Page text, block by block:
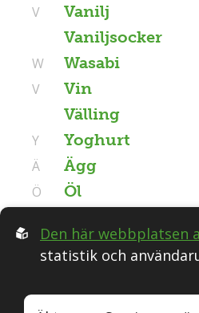
Vanilj
V
Vaniljsocker
Wasabi
W
Vin
V
Välling
Yoghurt
Y
Ägg
Ä
Öl
Ö
Följ oss i
Den här webbplatsen
statistik och